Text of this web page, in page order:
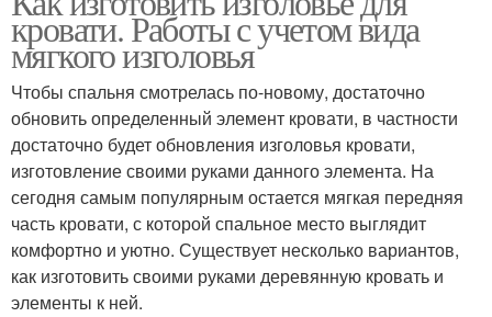
кровати. Работы с учетом вида
мягкого изголовья
Чтобы спальня смотрелась по-новому, достаточно
обновить определенный элемент кровати, в частности
достаточно будет обновления изголовья кровати,
изготовление своими руками данного элемента. На
сегодня самым популярным остается мягкая передняя
часть кровати, с которой спальное место выглядит
комфортно и уютно. Существует несколько вариантов,
как изготовить своими руками деревянную кровать и
элементы к ней.